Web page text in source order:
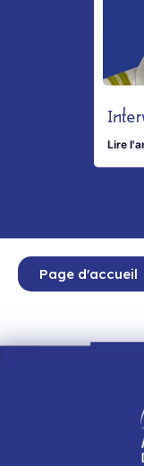
Lire
Page d'accueil